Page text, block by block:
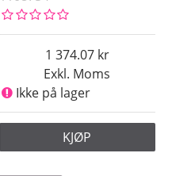
Exkl. Moms
1 374.07
Ikke på lager
KJØP